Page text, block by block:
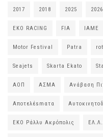
2017 2018 2025 2026
EKO RACING FIA IAME
Motor Festival Patra
Seajets Skarta Ekato
ΑΟΠ ΑΣΜΑ Ανάβαση
Αποτελέsmατα
ΕΚΟ Ράλλυ Ακρόπολις